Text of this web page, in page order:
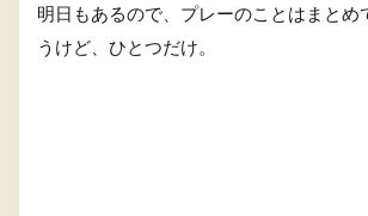
明日もあるので、プレーのことはまとめ
うけど、ひとつだけ。